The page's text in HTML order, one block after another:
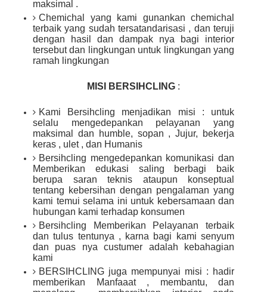
maksimal .
Chemichal yang kami gunankan chemichal
terbaik yang sudah tersatandarisasi , dan teruji
dengan hasil dan dampak nya bagi interior
tersebut dan lingkungan untuk lingkungan yang
ramah lingkungan
MISI BERSIHCLING :
Kami Bersihcling menjadikan misi : untuk
selalu mengedepankan pelayanan yang
maksimal dan humble, sopan , Jujur, bekerja
keras , ulet , dan Humanis
Bersihcling mengedepankan komunikasi dan
Memberikan edukasi saling berbagi baik
berupa saran teknis ataupun konseptual
tentang kebersihan dengan pengalaman yang
kami temui selama ini untuk kebersamaan dan
hubungan kami terhadap konsumen
Bersihcling Memberikan Pelayanan terbaik
dan tulus tentunya , karna bagi kami senyum
dan puas nya custumer adalah kebahagian
kami
BERSIHCLING juga mempunyai misi : hadir
memberikan Manfaaat , membantu, dan